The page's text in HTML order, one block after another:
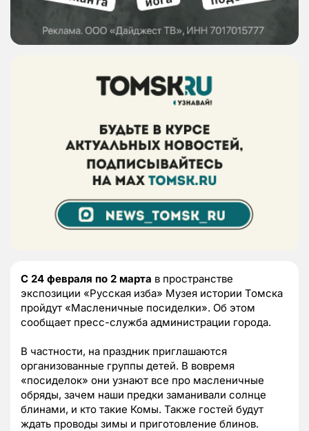
С 24 февраля по 2 марта в пространстве
экспозиции «Русская изба» Музея истории Томска
пройдут «Масленичные посиделки». Об этом
сообщает пресс-служба администрации города.
В частности, на праздник приглашаются
организованные группы детей. В вовремя
«посиделок» они узнают все про масленичные
обряды, зачем наши предки заманивали солнце
блинами, и кто такие Комы. Также гостей будут
ждать проводы зимы и приготовление блинов.